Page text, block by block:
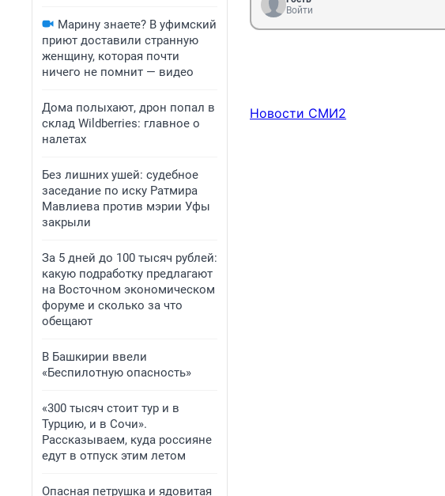
Марину знаете? В уфимский
приют доставили странную
женщину, которая почти
ничего не помнит — видео
Дома полыхают, дрон попал в
склад Wildberries: главное о
налетах
Без лишних ушей: судебное
заседание по иску Ратмира
Мавлиева против мэрии Уфы
закрыли
За 5 дней до 100 тысяч рублей:
какую подработку предлагают
на Восточном экономическом
форуме и сколько за что
обещают
В Башкирии ввели
«Беспилотную опасность»
«300 тысяч стоит тур и в
Турцию, и в Сочи».
Рассказываем, куда россияне
едут в отпуск этим летом
Опасная петрушка и ядовитая
Войти
Новости СМИ2